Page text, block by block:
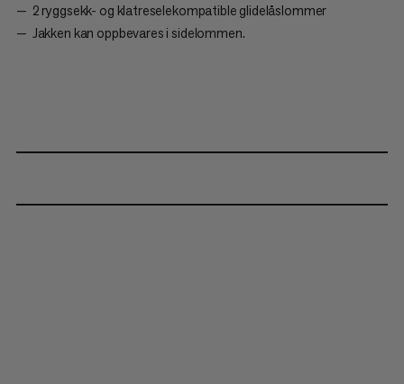
2 ryggsekk- og klatreselekompatible glidelåslommer
Jakken kan oppbevares i sidelommen.